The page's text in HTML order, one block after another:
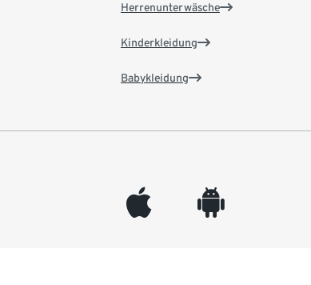
Herrenunterwäsche
Kinderkleidung
Babykleidung
appleinc android